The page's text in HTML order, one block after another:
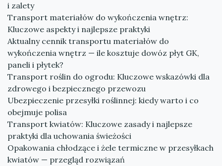
i zalety
Transport materiałów do wykończenia wnętrz:
Kluczowe aspekty i najlepsze praktyki
Aktualny cennik transportu materiałów do
wykończenia wnętrz — ile kosztuje dowóz płyt GK,
paneli i płytek?
Transport roślin do ogrodu: Kluczowe wskazówki dla
zdrowego i bezpiecznego przewozu
Ubezpieczenie przesyłki roślinnej: kiedy warto i co
obejmuje polisa
Transport kwiatów: Kluczowe zasady i najlepsze
praktyki dla uchowania świeżości
Opakowania chłodzące i żele termiczne w przesyłkach
kwiatów — przegląd rozwiązań